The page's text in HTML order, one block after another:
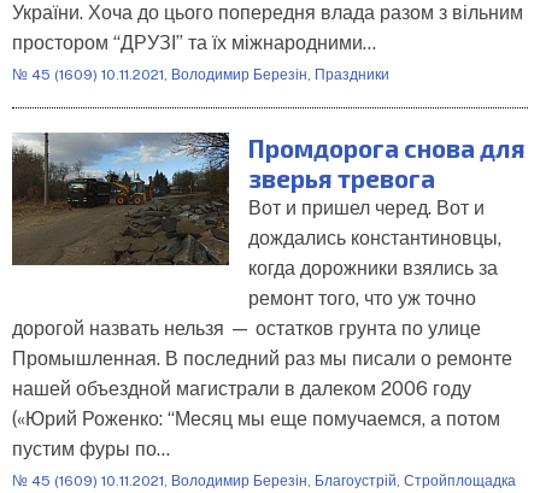
України. Хоча до цього попередня влада разом з вільним
простором “ДРУЗІ” та їх міжнародними…
№ 45 (1609) 10.11.2021, Володимир Березін, Праздники
Промдорога снова для
зверья тревога
Вот и пришел черед. Вот и
дождались константиновцы,
когда дорожники взялись за
ремонт того, что уж точно
дорогой назвать нельзя — остатков грунта по улице
Промышленная. В последний раз мы писали о ремонте
нашей объездной магистрали в далеком 2006 году
(«Юрий Роженко: “Месяц мы еще помучаемся, а потом
пустим фуры по…
№ 45 (1609) 10.11.2021, Володимир Березін, Благоустрій, Стройплощадка